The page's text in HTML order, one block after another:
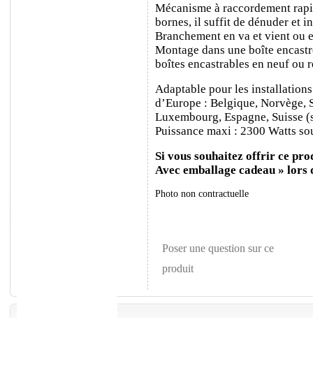
Mécanisme à raccordement
bornes, il suffit de dénuder et
Branchement en va et vient ou
Montage dans une boîte
boîtes encastrables en neuf ou
Adaptable pour les
d’Europe : Belgique, Norvège,
Luxembourg, Espagne, Suisse
Puissance maxi : 2300 Watts
Si vous souhaitez offrir ce
Avec emballage cadeau » lors
Photo non contractuelle
Poser une question sur ce
produit